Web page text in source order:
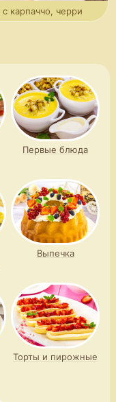
с карпаччо, черри
Первые блюда
Выпечка
Торты и пирожные